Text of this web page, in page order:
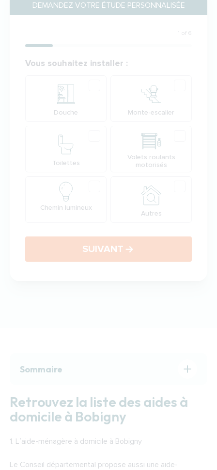
DEMANDEZ VOTRE ÉTUDE PERSONNALISÉE
1 of 6
Votre demande
Vous souhaitez installer :
Douche
Toilettes
Chemin lumineux
Monte-escalier
Volets roulants
motorisés
Autres
SUIVANT
Sommaire
Bobigny
Trouver une aide à domicile à Bobigny
Retrouvez la liste des aides à
domicile à Bobigny
1. L’aide-ménagère à domicile à Bobigny
Le Conseil départemental propose aussi une aide-